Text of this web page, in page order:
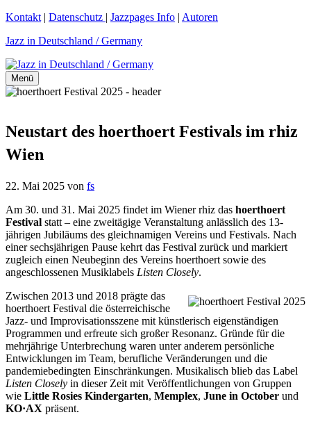
Zum
springen
Kontakt | Datenschutz | Jazzpages Info | Autoren
Jazz in Deutschland / Germany
Menü
Neustart des hoerthoert Festivals im rhiz
Wien
22. Mai 2025 von fs
Am 30. und 31. Mai 2025 findet im Wiener rhiz das hoerthoert
Festival statt – eine zweitägige Veranstaltung anlässlich des 13-
jährigen Jubiläums des gleichnamigen Vereins und Festivals. Nach
einer sechsjährigen Pause kehrt das Festival zurück und markiert
zugleich einen Neubeginn des Vereins hoerthoert sowie des
angeschlossenen Musiklabels Listen Closely.
Zwischen 2013 und 2018 prägte das
hoerthoert Festival die österreichische
Jazz- und Improvisationsszene mit künstlerisch eigenständigen
Programmen und erfreute sich großer Resonanz. Gründe für die
mehrjährige Unterbrechung waren unter anderem persönliche
Entwicklungen im Team, berufliche Veränderungen und die
pandemiebedingten Einschränkungen. Musikalisch blieb das Label
Listen Closely in dieser Zeit mit Veröffentlichungen von Gruppen
wie Little Rosies Kindergarten, Memplex, June in October und
KO·AX präsent.